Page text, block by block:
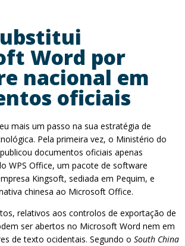
Word por
nacional em
oficiais
mais um passo na sua estratégia de
Pela primeira vez, o Ministério do
documentos oficiais apenas
WPS Office, um pacote de software
Kingsoft, sediada em Pequim, e
chinesa ao Microsoft Office.
relativos aos controlos de exportação de
ser abertos no Microsoft Word nem em
de texto ocidentais. Segundo o South China